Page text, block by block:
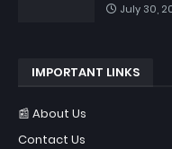
July 30,
IMPORTANT LINKS
📰 About Us
Contact Us